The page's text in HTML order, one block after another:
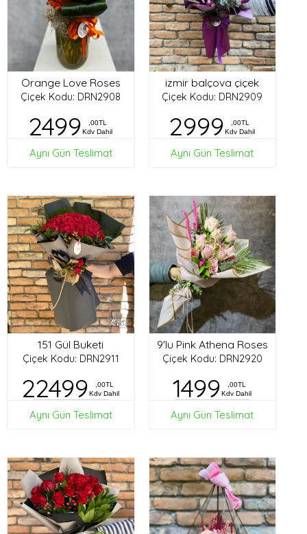
Orange Love Roses
Çiçek Kodu: DRN2908
2499
,00TL
Kdv Dahil
Aynı Gün Teslimat
izmir balçova çiçek
Çiçek Kodu: DRN2909
2999
,00TL
Kdv Dahil
Aynı Gün Teslimat
151 Gül Buketi
Çiçek Kodu: DRN2911
22499
,00TL
Kdv Dahil
Aynı Gün Teslimat
9'lu Pink Athena Roses
Çiçek Kodu: DRN2920
1499
,00TL
Kdv Dahil
Aynı Gün Teslimat